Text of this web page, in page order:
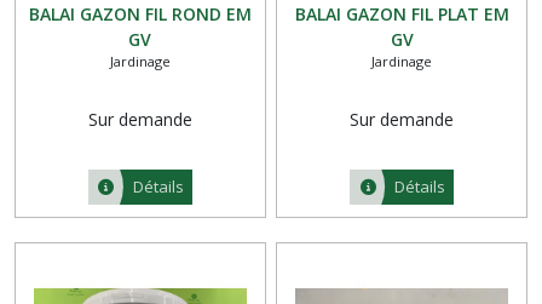
BALAI GAZON FIL ROND EM
GV
Jardinage
Sur demande
Détails
BALAI GAZON FIL PLAT EM
GV
Jardinage
Sur demande
Détails